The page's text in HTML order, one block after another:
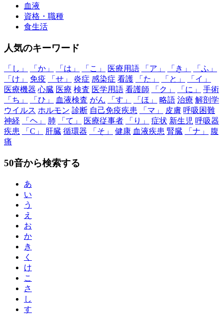
血液
資格・職種
食生活
人気のキーワード
「し」 「か」 「は」 「こ」 医療用語 「ア」 「き」
「ふ」
「け」
免疫 「せ」 炎症 感染症 看護 「た」 「と」
「イ」
医療機器 心臓 医療 検査 医学用語 看護師 「ク」 「に」
手術
「ち」
「ひ」 血液検査 がん 「す」 「ほ」 略語 治療 解剖学
ウイルス ホルモン 診断 自己免疫疾患 「マ」 皮膚 呼吸困難
神経
「ヘ」 肺 「て」 医療従事者 「り」 症状 新生児 呼吸器
疾患
「C」 肝臓 循環器 「そ」 健康 血液疾患 腎臓 「ナ」
腹
痛
50音から検索する
あ
い
う
え
お
か
き
く
け
こ
さ
し
す